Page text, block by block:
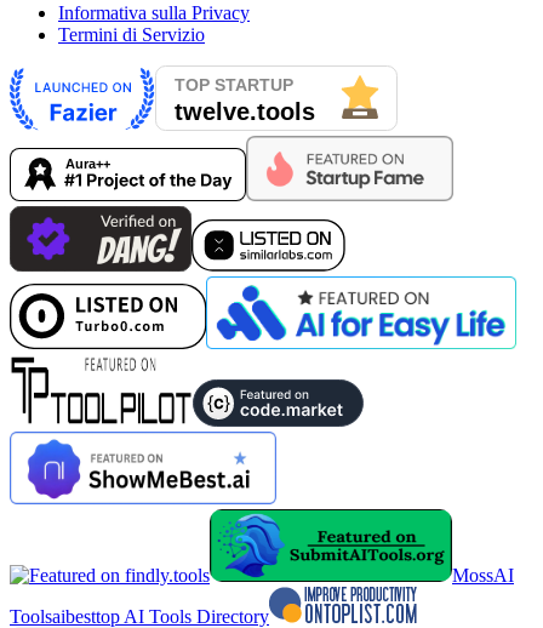
Informativa sulla Privacy
Termini di Servizio
MossAI
Toolsaibesttop AI Tools Directory